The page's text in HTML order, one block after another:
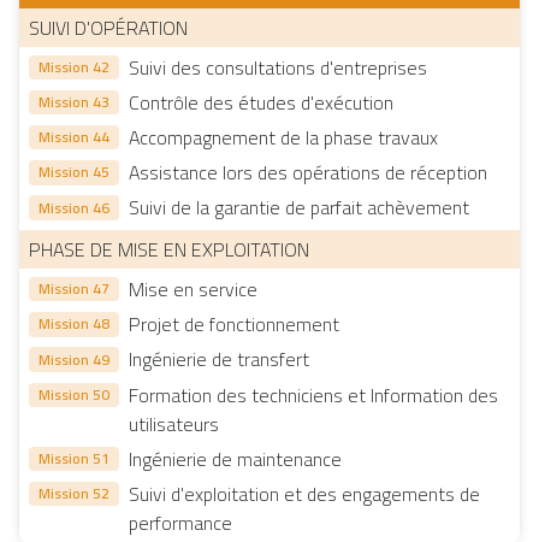
SUIVI D'OPÉRATION
Mission 42 Suivi des consultations d'entreprises
Mission 43 Contrôle des études d'exécution
Mission 44 Accompagnement de la phase travaux
Mission 45 Assistance lors des opérations de réception
Mission 46
Suivi de la garantie de parfait achèvement
PHASE DE MISE EN EXPLOITATION
Mission 47 Mise en service
Mission 48 Projet de fonctionnement
Mission 49 Ingénierie de transfert
Mission 50
Formation des techniciens et Information des
utilisateurs
Mission 51 Ingénierie de maintenance
Mission 52
Suivi d'exploitation et des engagements de
performance